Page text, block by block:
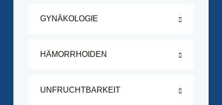
GYNÄKOLOGIE
HÄMORRHOIDEN
UNFRUCHTBARKEIT